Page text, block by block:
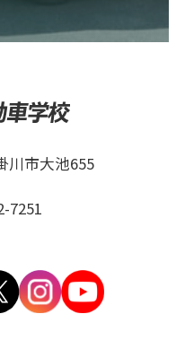
川市大池655
7251